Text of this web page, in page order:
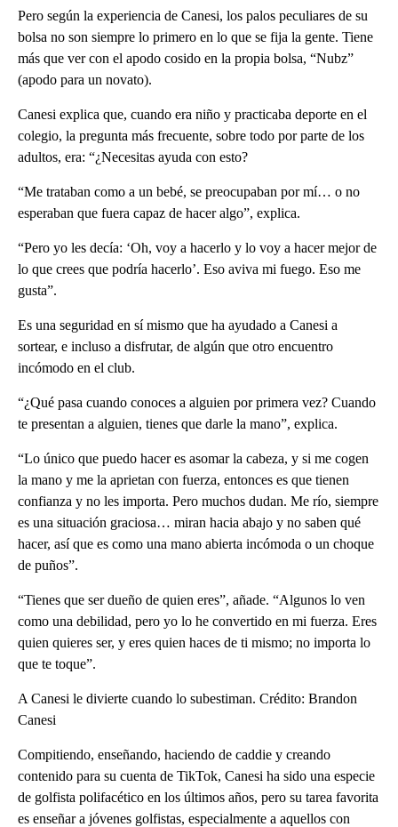
Pero según la experiencia de Canesi, los palos peculiares de su
bolsa no son siempre lo primero en lo que se fija la gente. Tiene
más que ver con el apodo cosido en la propia bolsa, “Nubz”
(apodo para un novato).
Canesi explica que, cuando era niño y practicaba deporte en el
colegio, la pregunta más frecuente, sobre todo por parte de los
adultos, era: “¿Necesitas ayuda con esto?
“Me trataban como a un bebé, se preocupaban por mí… o no
esperaban que fuera capaz de hacer algo”, explica.
“Pero yo les decía: ‘Oh, voy a hacerlo y lo voy a hacer mejor de
lo que crees que podría hacerlo’. Eso aviva mi fuego. Eso me
gusta”.
Es una seguridad en sí mismo que ha ayudado a Canesi a
sortear, e incluso a disfrutar, de algún que otro encuentro
incómodo en el club.
“¿Qué pasa cuando conoces a alguien por primera vez? Cuando
te presentan a alguien, tienes que darle la mano”, explica.
“Lo único que puedo hacer es asomar la cabeza, y si me cogen
la mano y me la aprietan con fuerza, entonces es que tienen
confianza y no les importa. Pero muchos dudan. Me río, siempre
es una situación graciosa… miran hacia abajo y no saben qué
hacer, así que es como una mano abierta incómoda o un choque
de puños”.
“Tienes que ser dueño de quien eres”, añade. “Algunos lo ven
como una debilidad, pero yo lo he convertido en mi fuerza. Eres
quien quieres ser, y eres quien haces de ti mismo; no importa lo
que te toque”.
A Canesi le divierte cuando lo subestiman. Crédito: Brandon
Canesi
Compitiendo, enseñando, haciendo de caddie y creando
contenido para su cuenta de TikTok, Canesi ha sido una especie
de golfista polifacético en los últimos años, pero su tarea favorita
es enseñar a jóvenes golfistas, especialmente a aquellos con